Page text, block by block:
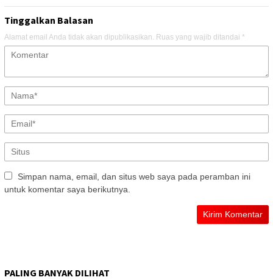
Tinggalkan Balasan
Alamat email Anda tidak akan dipublikasikan. Ruas yang wajib ditandai *
Simpan nama, email, dan situs web saya pada peramban ini
untuk komentar saya berikutnya.
PALING BANYAK DILIHAT